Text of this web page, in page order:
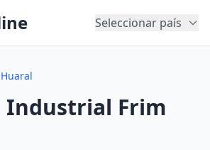
Seleccionar país
Huaral
Industrial Frim